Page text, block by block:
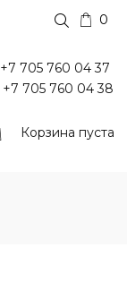
0
+7 705 760 04 37
+7 705 760 04 38
Корзина пуста